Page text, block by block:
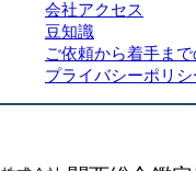
会社アクセス
豆知識
ご依頼から着手ま
プライバシーポリシ